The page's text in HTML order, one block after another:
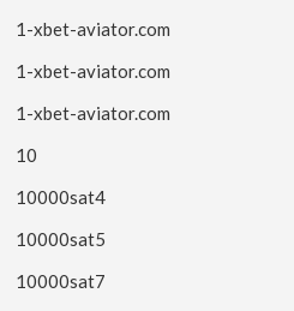
1-xbet-aviator.com
1-xbet-aviator.com
1-xbet-aviator.com
10
10000sat4
10000sat5
10000sat7